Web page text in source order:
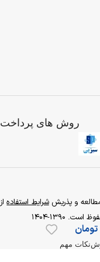
روش های پرداخت
و پذریششرایط استفادهاز
1404
نکات مهم
تومان